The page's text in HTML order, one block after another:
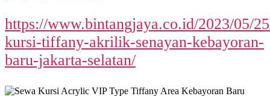
https://www.bintangjaya.co.id/2023/05/
kursi-tiffany-akrilik-senayan-kebayoran-
baru-jakarta-selatan/